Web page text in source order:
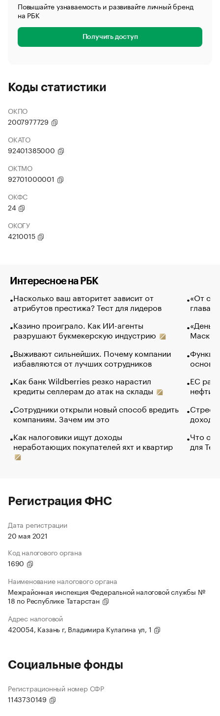
Повышайте узнаваемость и развивайте личный бренд
на РБК
Получить доступ
Коды статистики
ОКПО
2007977729
ОКАТО
92401385000
ОКТМО
92701000001
ОКФС
24
ОКОГУ
4210015
Интересное на РБК
Насколько ваш авторитет зависит от
атрибутов престижа? Тест для лидеров
Казино проиграло. Как ИИ-агенты
разрушают букмекерскую индустрию
Выживают сильнейших. Почему компании
избавляются от лучших сотрудников
Как банк Wildberries резко нарастил
кредиты селлерам до атак на склады
Сотрудники открыли новый способ вредить
компаниям. Зачем им это
Как налоговики ищут доходы
неработающих покупателей яхт и квартир
«От
глава
Маск в
основ
ЕС
нефти
Что
для
Регистрация ФНС
Дата регистрации
20 мая 2021
Код налогового органа
1690
Наименование налогового органа
Межрайонная инспекция Федеральной налоговой службы №
18 по Республике Татарстан
Адрес налоговой
420054, Казань г, Владимира Кулагина ул, 1
Социальные фонды
Регистрационный номер СФР
1143730149